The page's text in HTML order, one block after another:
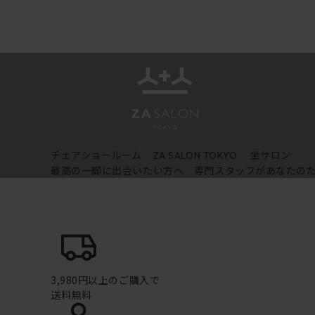
チェアショールーム ZA SALON TOKYO
坐サロン
最高の一脚に出会いたい方へ 専門スタッフがあなたの
3,980円以上のご購入で
送料無料